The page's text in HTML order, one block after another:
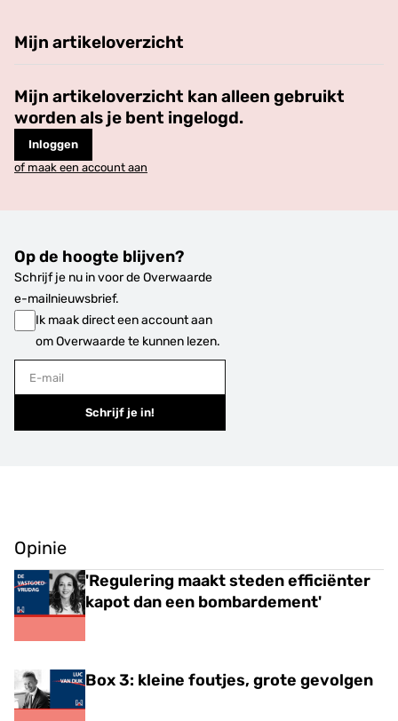
Mijn artikeloverzicht
Mijn artikeloverzicht kan alleen gebruikt
worden als je bent ingelogd.
Inloggen
of maak een account aan
Op de hoogte blijven?
Schrijf je nu in voor de Overwaarde
e-mailnieuwsbrief.
Ik maak direct een account aan
om Overwaarde te kunnen lezen.
Schrijf je in!
Opinie
'Regulering maakt steden efficiënter
kapot dan een bombardement'
Box 3: kleine foutjes, grote gevolgen